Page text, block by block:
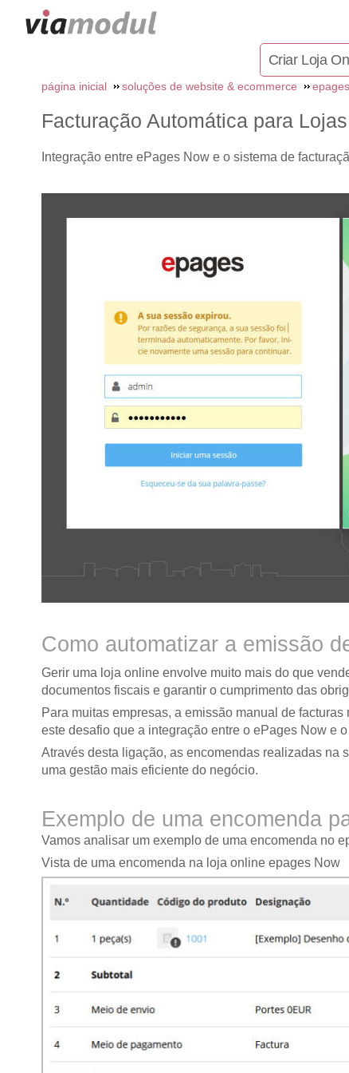
Criar Loja
página inicial soluções de website & ecommerce
Facturação Automática para
Integração entre ePages Now e o sistema de
Como automatizar a emissão
Gerir uma loja online envolve muito mais do que
documentos fiscais e garantir o cumprimento das
Para muitas empresas, a emissão manual de
este desafio que a integração entre o ePages Now e
Através desta ligação, as encomendas realizadas na
uma gestão mais eficiente do negócio.
Exemplo de uma encomenda
Vamos analisar um exemplo de uma encomenda no
Vista de uma encomenda na loja online epages Now